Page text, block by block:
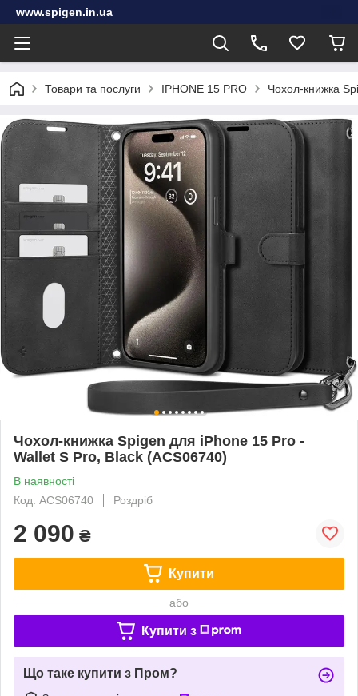
www.spigen.in.ua
Товари та послуги IPHONE 15 PRO Чохол-книжка
Чохол-книжка Spigen для iPhone 15 Pro -
Wallet S Pro, Black (ACS06740)
В наявності
Код: ACS06740
Роздріб
2 090 ₴
Купити
або
Купити з
Що таке купити з Пром?